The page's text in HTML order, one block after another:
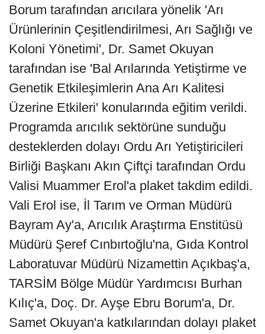
Borum tarafından arıcılara yönelik 'Arı
Ürünlerinin Çeşitlendirilmesi, Arı Sağlığı ve
Koloni Yönetimi', Dr. Samet Okuyan
tarafından ise 'Bal Arılarında Yetiştirme ve
Genetik Etkileşimlerin Ana Arı Kalitesi
Üzerine Etkileri' konularında eğitim verildi.
Programda arıcılık sektörüne sunduğu
desteklerden dolayı Ordu Arı Yetiştiricileri
Birliği Başkanı Akın Çiftçi tarafından Ordu
Valisi Muammer Erol'a plaket takdim edildi.
Vali Erol ise, İl Tarım ve Orman Müdürü
Bayram Ay'a, Arıcılık Araştırma Enstitüsü
Müdürü Şeref Cınbırtoğlu'na, Gıda Kontrol
Laboratuvar Müdürü Nizamettin Açıkbaş'a,
TARSİM Bölge Müdür Yardımcısı Burhan
Kılıç'a, Doç. Dr. Ayşe Ebru Borum'a, Dr.
Samet Okuyan'a katkılarından dolayı plaket